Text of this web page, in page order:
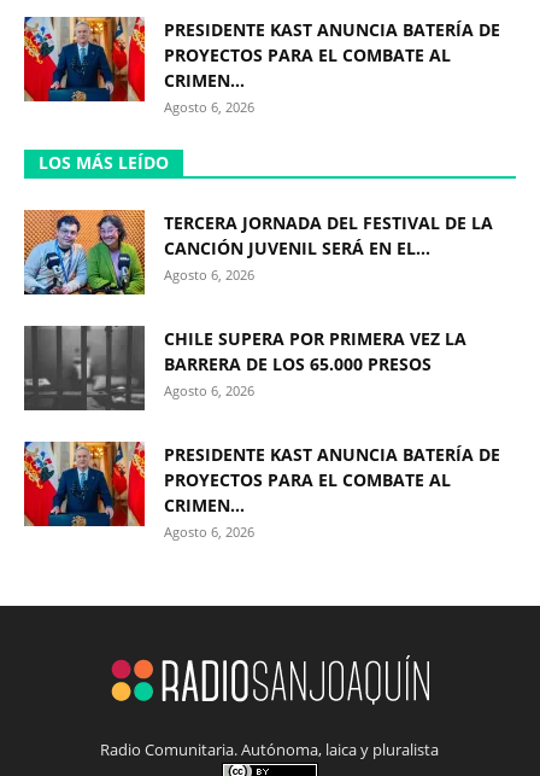
PRESIDENTE KAST ANUNCIA BATERÍA DE
PROYECTOS PARA EL COMBATE AL
CRIMEN...
Agosto 6, 2026
LOS MÁS LEÍDO
TERCERA JORNADA DEL FESTIVAL DE LA
CANCIÓN JUVENIL SERÁ EN EL...
Agosto 6, 2026
CHILE SUPERA POR PRIMERA VEZ LA
BARRERA DE LOS 65.000 PRESOS
Agosto 6, 2026
PRESIDENTE KAST ANUNCIA BATERÍA DE
PROYECTOS PARA EL COMBATE AL
CRIMEN...
Agosto 6, 2026
Radio Comunitaria. Autónoma, laica y pluralista